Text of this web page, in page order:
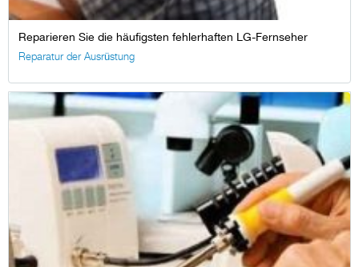
Reparieren Sie die häufigsten fehlerhaften LG-Fernseher
Reparatur der Ausrüstung